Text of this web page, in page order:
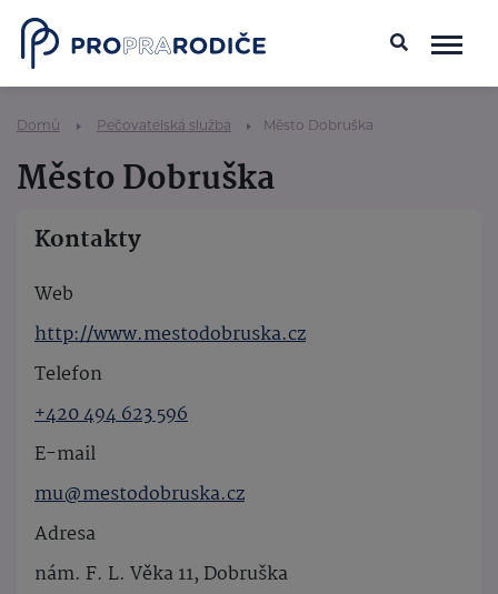
Domů Pečovatelská služba Město Dobruška
Město Dobruška
Kontakty
Web
http://www.mestodobruska.cz
Telefon
+420 494 623 596
E-mail
mu@mestodobruska.cz
Adresa
nám. F. L. Věka 11, Dobruška